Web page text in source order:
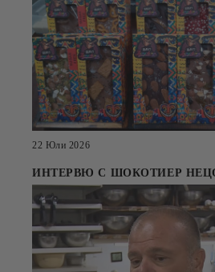
22 Юли 2026
ИНТЕРВЮ С ШОКОТИЕР